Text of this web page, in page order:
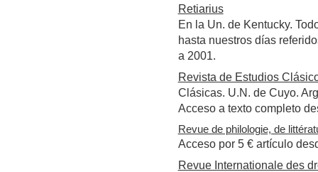
Retiarius
En la Un. de Kentucky.
hasta nuestros días
a 2001.
Revista de Estudios
Clásicas. U.N. de Cuyo.
Acceso a texto completo
Revue de philologie, de
Acceso por 5 € artículo
Revue Internationale des